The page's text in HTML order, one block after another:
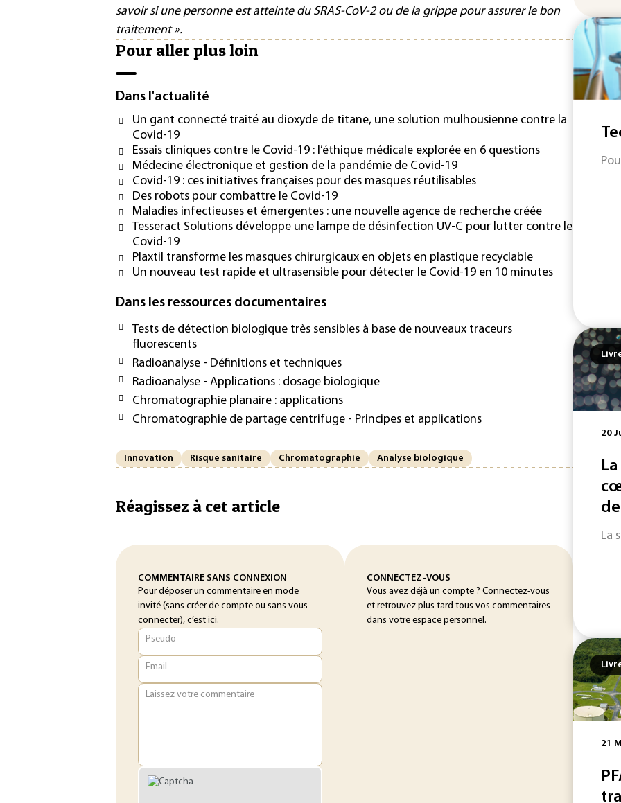
savoir si une personne est atteinte du SRAS-CoV-2 ou de la grippe pour assurer le bon
traitement ».
Pour aller plus loin
Dans l'actualité
Un gant connecté traité au dioxyde de titane, une solution mulhousienne contre la
Covid-19
Essais cliniques contre le Covid-19 : l’éthique médicale explorée en 6 questions
Médecine électronique et gestion de la pandémie de Covid-19
Covid-19 : ces initiatives françaises pour des masques réutilisables
Des robots pour combattre le Covid-19
Maladies infectieuses et émergentes : une nouvelle agence de recherche créée
Tesseract Solutions développe une lampe de désinfection UV-C pour lutter contre le
Covid-19
Plaxtil transforme les masques chirurgicaux en objets en plastique recyclable
Un nouveau test rapide et ultrasensible pour détecter le Covid-19 en 10 minutes
Dans les ressources documentaires
Tests de détection biologique très sensibles à base de nouveaux traceurs
fluorescents
Radioanalyse - Définitions et techniques
Radioanalyse - Applications : dosage biologique
Chromatographie planaire : applications
Chromatographie de partage centrifuge - Principes et applications
Innovation Risque sanitaire Chromatographie Analyse biologique
Réagissez à cet article
COMMENTAIRE SANS CONNEXION
Pour déposer un commentaire en mode
invité (sans créer de compte ou sans vous
connecter), c’est ici.
Pseudo
Email
Laissez votre commentaire
CONNECTEZ-VOUS
Vous avez déjà un compte ? Connectez-vous
et retrouvez plus tard tous vos commentaires
dans votre espace personnel.
20
La
21